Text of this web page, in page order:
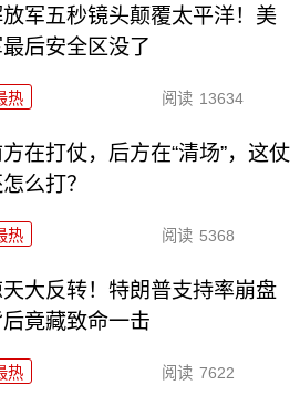
军五秒镜头颠覆太平洋！美
后安全区没了
热 阅读 13634
在打仗，后方在“清场”，这仗
么打？
热 阅读 5368
大反转！特朗普支持率崩盘
后竟藏致命一击
热 阅读 7622